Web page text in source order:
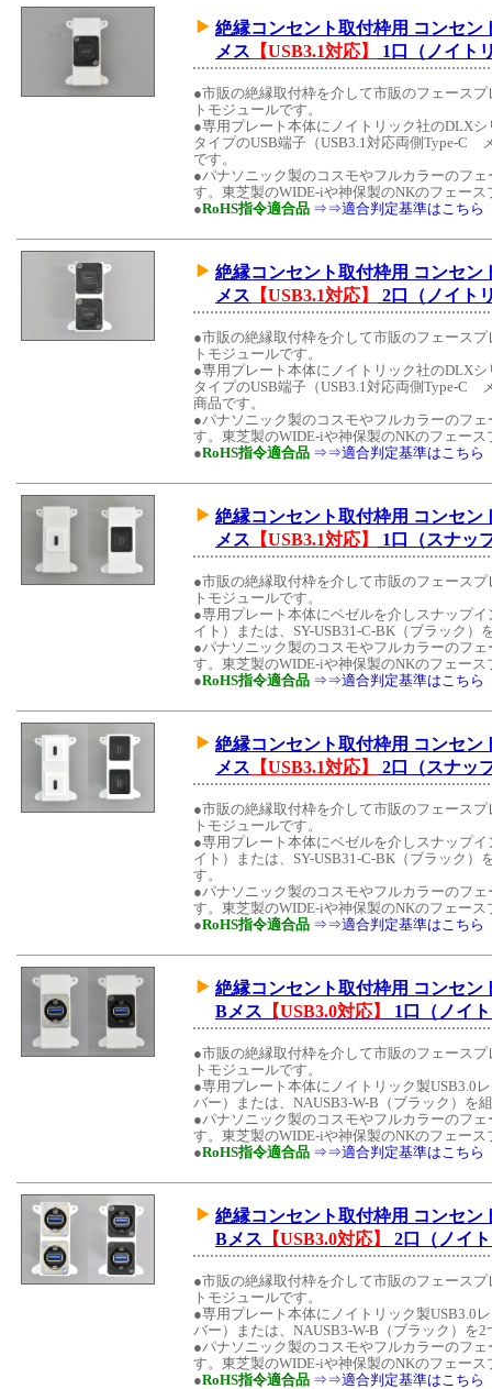
絶縁コンセント取付枠用 コンセン
メス 【USB3.1対応】 1口（ノイト
●市販の絶縁取付枠を介して市販のフェース
トモジュールです。
●専用プレート本体にノイトリック社のDLX
タイプのUSB端子（USB3.1対応両側Type-C
です。
●パナソニック製のコスモやフルカラーのフ
す。東芝製のWIDE-iや神保製のNKのフェー
●RoHS指令適合品 ⇒⇒適合判定基準はこちら
絶縁コンセント取付枠用 コンセン
メス 【USB3.1対応】 2口（ノイト
●市販の絶縁取付枠を介して市販のフェース
トモジュールです。
●専用プレート本体にノイトリック社のDLX
タイプのUSB端子（USB3.1対応両側Type-C
商品です。
●パナソニック製のコスモやフルカラーのフ
す。東芝製のWIDE-iや神保製のNKのフェー
●RoHS指令適合品 ⇒⇒適合判定基準はこちら
絶縁コンセント取付枠用 コンセン
メス 【USB3.1対応】 1口（スナッ
●市販の絶縁取付枠を介して市販のフェース
トモジュールです。
●専用プレート本体にベゼルを介しスナップ
イト）または、SY-USB31-C-BK（ブラック
●パナソニック製のコスモやフルカラーのフ
す。東芝製のWIDE-iや神保製のNKのフェー
●RoHS指令適合品 ⇒⇒適合判定基準はこちら
絶縁コンセント取付枠用 コンセン
メス 【USB3.1対応】 2口（スナッ
●市販の絶縁取付枠を介して市販のフェース
トモジュールです。
●専用プレート本体にベゼルを介しスナップ
イト）または、SY-USB31-C-BK（ブラック
す。
●パナソニック製のコスモやフルカラーのフ
す。東芝製のWIDE-iや神保製のNKのフェー
●RoHS指令適合品 ⇒⇒適合判定基準はこちら
絶縁コンセント取付枠用 コンセン
Bメス 【USB3.0対応】 1口（ノイ
●市販の絶縁取付枠を介して市販のフェース
トモジュールです。
●専用プレート本体にノイトリック製USB3.0
バー）または、NAUSB3-W-B（ブラック）を
●パナソニック製のコスモやフルカラーのフ
す。東芝製のWIDE-iや神保製のNKのフェー
●RoHS指令適合品 ⇒⇒適合判定基準はこちら
絶縁コンセント取付枠用 コンセン
Bメス 【USB3.0対応】 2口（ノイ
●市販の絶縁取付枠を介して市販のフェース
トモジュールです。
●専用プレート本体にノイトリック製USB3.0
バー）または、NAUSB3-W-B（ブラック）を
●パナソニック製のコスモやフルカラーのフ
す。東芝製のWIDE-iや神保製のNKのフェー
●RoHS指令適合品 ⇒⇒適合判定基準はこちら